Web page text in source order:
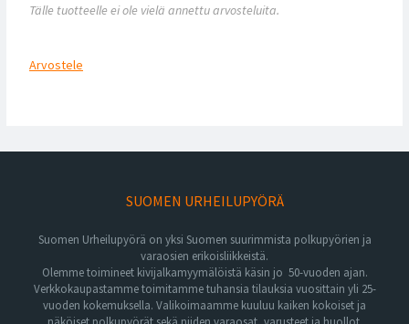
Tälle tuotteelle ei ole vielä annettu arvosteluita.
Arvostele
SUOMEN URHEILUPYÖRÄ
Suomen Urheilupyörä on yksi Suomen suurimmista polkupyörien ja
varaosien erikoisliikkeistä.
Olemme toimineet kivijalkamyymälöistä käsin jo 50-vuoden ajan.
Verkkokaupastamme toimitamme tuhansia tilauksia vuosittain yli 25-
vuoden kokemuksella. Valikoimaamme kuuluu kaiken kokoiset ja